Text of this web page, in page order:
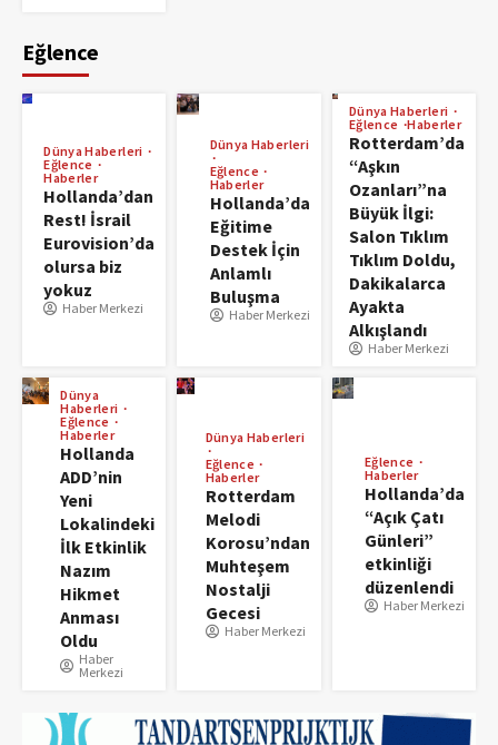
Eğlence
Dünya Haberleri
Eğlence
Haberler
Hollanda’dan
Rest! İsrail
Eurovision’da
olursa biz
yokuz
Haber Merkezi
Dünya Haberleri
Eğlence
Haberler
Hollanda’da
Eğitime
Destek İçin
Anlamlı
Buluşma
Haber Merkezi
Dünya Haberleri
Eğlence
Haberler
Rotterdam’da
“Aşkın
Ozanları”na
Büyük İlgi:
Salon Tıklım
Tıklım Doldu,
Dakikalarca
Ayakta
Alkışlandı
Haber Merkezi
Dünya
Haberleri
Eğlence
Haberler
Hollanda
ADD’nin
Yeni
Lokalindeki
İlk Etkinlik
Nazım
Hikmet
Anması
Oldu
Haber
Merkezi
Dünya Haberleri
Eğlence
Haberler
Rotterdam
Melodi
Korosu’ndan
Muhteşem
Nostalji
Gecesi
Haber Merkezi
Eğlence
Haberler
Hollanda’da
“Açık Çatı
Günleri”
etkinliği
düzenlendi
Haber Merkezi